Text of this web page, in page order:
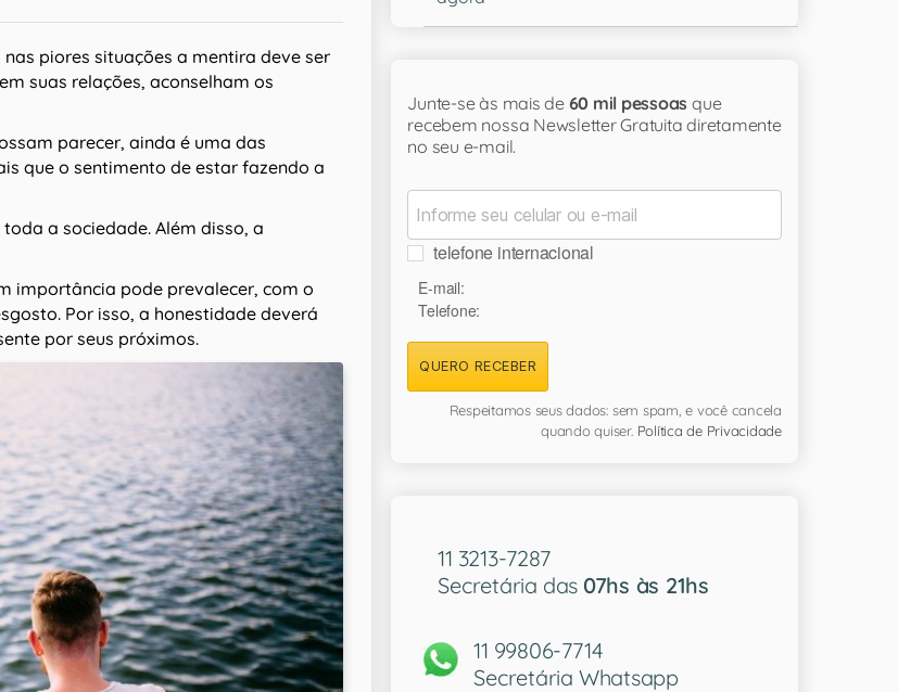
piores situações a mentira deve ser
suas relações, aconselham os
parecer, ainda é uma das
que o sentimento de estar fazendo a
a sociedade. Além disso, a
importância pode prevalecer, com o
Por isso, a honestidade deverá
por seus próximos.
Junte-se às mais de 60 mil pessoas que
recebem nossa Newsletter Gratuita diretamente
no seu e-mail.
telefone internacional
E-mail:
Telefone:
QUERO RECEBER
Respeitamos seus dados: sem spam, e você cancela
quando quiser. Política de Privacidade
11 3213-7287
Secretária das 07hs às 21hs
11 99806-7714
Secretária Whatsapp